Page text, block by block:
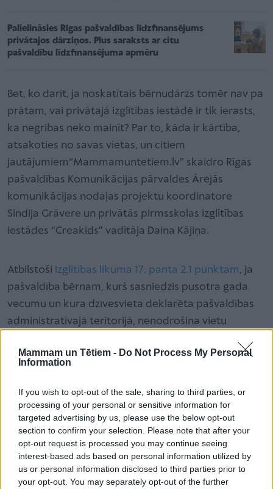
Mammam un Tētiem - Do Not Process My Personal
Information
If you wish to opt-out of the sale, sharing to third parties, or
processing of your personal or sensitive information for
targeted advertising by us, please use the below opt-out
section to confirm your selection. Please note that after your
opt-out request is processed you may continue seeing
interest-based ads based on personal information utilized by
us or personal information disclosed to third parties prior to
your opt-out. You may separately opt-out of the further
Palielināsies Rīgas pašvaldības līdzfinansējums
privātajos dārziņos. Plus saraksts ar citu
pašvaldību līdzfinansējuma apmēru
Bet, ko darīt, ja noskatītais bērnudārzs tomēr nav pa
prātam, vai privātajā izglītības iestādē ir tik ierasts,
ka negribas neko mainīt? Par to, kāda ir kārtība,
atsakoties no savas vietas, un citiem
jautājumiem“Mammamuntetiem.lv” skaidro Rīgas
pašvaldības Komunikācijas pārvaldes Ārējās
komunikācijas nodaļas projektu koordinatore
Sindija Grāvere un privātās pirmsskolas izglītības
iestādes “Creakids” vadītāja Daina Kājiņa.
Atbilstoši Izglītības likuma 17. panta 2.1 punktam, ja
pašvaldība bērnam, kurš sasniedzis pusotra gada
vecumu un kura dzīvesvieta deklarēta pašvaldības
administratīvajā teritorijā, nenodrošina vietu
pirmsskolas izglītības programmu privātajā
sedz izmaksas Ministru kabineta noteiktajā kārtībā.
Atbildot uz mammas Evijas jautājumu,
ekspertes skaidro, ka nav ierobežojuma, cik
reižu var atteikt vietu pašvaldības
bērnudārzā. Daina Kājiņa piebilst, ka tas ir